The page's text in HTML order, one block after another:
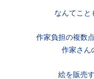
なんてこと
作家負担の複数
作家さん
絵を販売